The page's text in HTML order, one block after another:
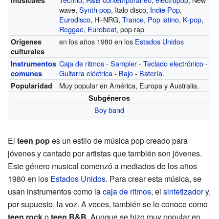
wave,Synth pop, Italo disco, Indie Pop,
Eurodisco, Hi-NRG,Trance, Pop latino, K-pop,
Reggae, Eurobeat, pop rap
Orígenes
culturales
en los años 1980 en los Estados Unidos
Instrumentos
comunes
Caja de ritmos-Sampler-Teclado electrónico-
Guitarra eléctrica- Bajo- Batería.
Popularidad Muy popular en América, Europa y Australia.
Subgéneros
Boy band
El teen popes un estilo de música pop creado para
jóvenes y cantado por artistas que también son jóvenes.
Este género musical comenzó a mediados de los años
1980 en los Estados Unidos. Para crear esta música, se
usan instrumentos como lacaja de ritmos, el sintetizadory,
por supuesto, la voz. A veces, también se le conoce como
teen rockoteen R&B . Aunque se hizo muy popular en